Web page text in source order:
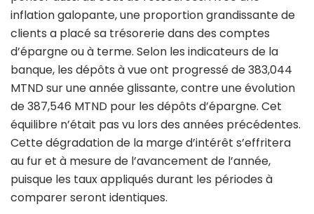
inflation galopante, une proportion grandissante de
clients a placé sa trésorerie dans des comptes
d’épargne ou à terme. Selon les indicateurs de la
banque, les dépôts à vue ont progressé de 383,044
MTND sur une année glissante, contre une évolution
de 387,546 MTND pour les dépôts d’épargne. Cet
équilibre n’était pas vu lors des années précédentes.
Cette dégradation de la marge d’intérêt s’effritera
au fur et à mesure de l’avancement de l’année,
puisque les taux appliqués durant les périodes à
comparer seront identiques.